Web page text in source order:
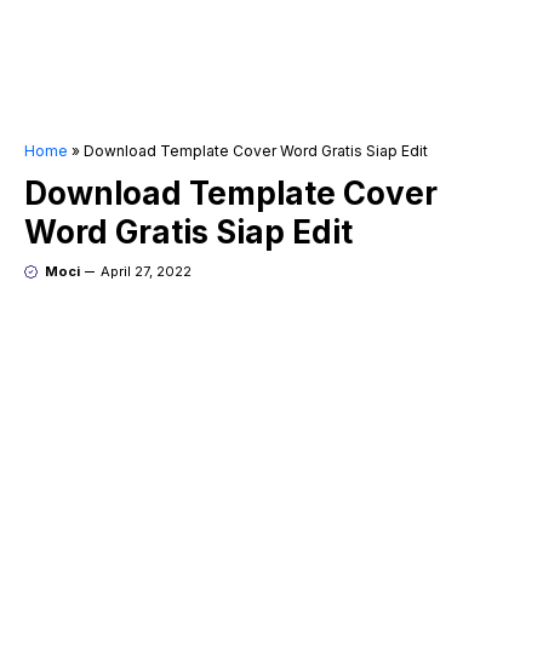
Home » Download Template Cover Word Gratis Siap Edit
Download Template Cover
Word Gratis Siap Edit
Moci April 27, 2022